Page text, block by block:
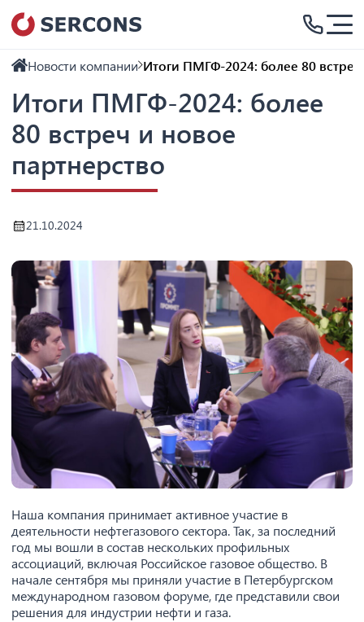
Новости компании Итоги ПМГФ-2024: более 80
Итоги ПМГФ-2024: более
80 встреч и новое
партнерство
21.10.2024
Наша компания принимает активное участие в
деятельности нефтегазового сектора. Так, за последний
год мы вошли в состав нескольких профильных
ассоциаций, включая Российское газовое общество. В
начале сентября мы приняли участие в Петербургском
международном газовом форуме, где представили свои
решения для индустрии нефти и газа.